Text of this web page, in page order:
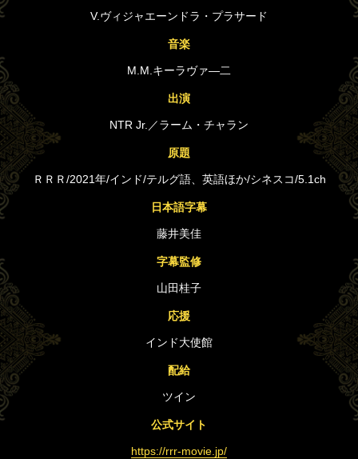
V.ヴィジャエーンドラ・プラサード
音楽
M.M.キーラヴァ―二
出演
NTR Jr.／ラーム・チャラン
原題
ＲＲＲ/2021年/インド/テルグ語、英語ほか/シネスコ/5.1ch
日本語字幕
藤井美佳
字幕監修
山田桂子
応援
インド大使館
配給
ツイン
公式サイト
https://rrr-movie.jp/